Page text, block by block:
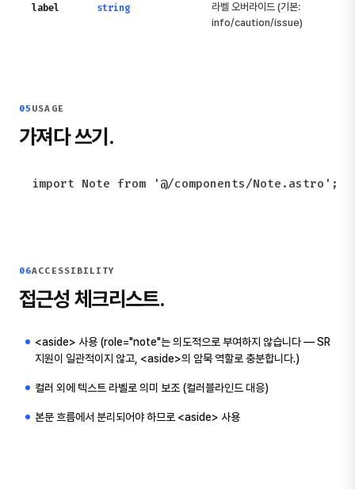
label string
라벨 오버라이드 (기본:
info/caution/issue)
05 USAGE
가져다 쓰기.
import Note from '@/components/Note.astro';
06ACCESSIBILITY
접근성 체크리스트.
<aside> 사용 (role="note"는 의도적으로 부여하지 않습니다 — SR
지원이 일관적이지 않고, <aside>의 암묵 역할로 충분합니다.)
컬러 외에 텍스트 라벨로 의미 보조 (컬러블라인드 대응)
본문 흐름에서 분리되어야 하므로 <aside> 사용